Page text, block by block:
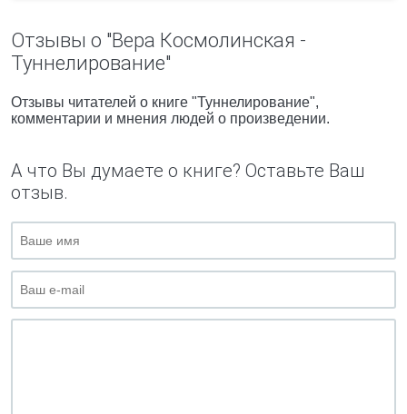
Отзывы о "Вера Космолинская -
Туннелирование"
Отзывы читателей о книге "Туннелирование",
комментарии и мнения людей о произведении.
А что Вы думаете о книге? Оставьте Ваш
отзыв.